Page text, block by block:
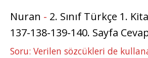
Nuran - 2. Sınıf Türkçe 1.
137-138-139-140. Sayfa
Soru: Verilen sözcükleri de